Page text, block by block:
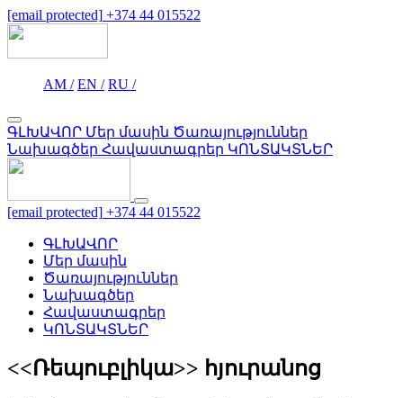
[email protected] +374 44 015522
AM / EN / RU /
ԳԼԽԱՎՈՐ Մեր մասին Ծառայություններ
Նախագծեր Հավաստագրեր ԿՈՆՏԱԿՏՆԵՐ
[email protected] +374 44 015522
ԳԼԽԱՎՈՐ
Մեր մասին
Ծառայություններ
Նախագծեր
Հավաստագրեր
ԿՈՆՏԱԿՏՆԵՐ
<<Ռեպուբլիկա>> հյուրանոց